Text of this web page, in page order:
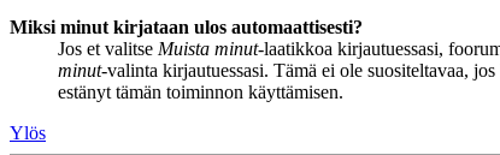
Miksi minut kirjataan ulos automaattisesti?
Jos et valitse Muista minut-laatikkoa kirjautuessasi,
minut-valinta kirjautuessasi. Tämä ei ole suositeltavaa,
estänyt tämän toiminnon käyttämisen.
Ylös